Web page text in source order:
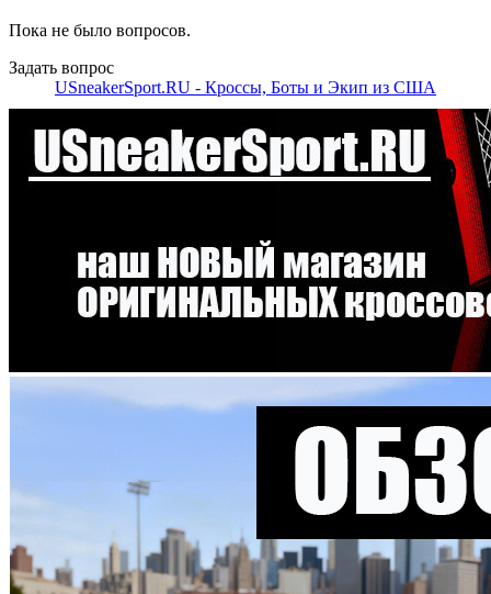
Пока не было вопросов.
Задать вопрос
USneakerSport.RU - Кроссы, Боты и Экип из США